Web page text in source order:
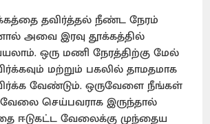
தவிர்த்தல் நீண்ட நேரம்
அவை இரவு தூக்கத்தில்
ஒரு மணி நேரத்திற்கு மேல்
மற்றும் பகலில் தாமதமாக
வேண்டும். ஒருவேளை நீங்கள்
வேலை செய்பவராக இருந்தால்
ஈடுகட்ட வேலைக்கு முந்தைய